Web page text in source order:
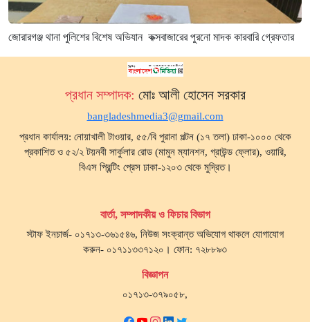
জোরারগঞ্জ থানা পুলিশের বিশেষ অভিযান কক্সবাজারের পুরনো মাদক কারবারি গ্রেফতার
প্রধান সম্পাদক: মোঃ আলী হোসেন সরকার
bangladeshmedia3@gmail.com
প্রধান কার্যালয়: নোয়াখালী টাওয়ার, ৫৫/বি পুরানা পল্টন (১৭ তলা) ঢাকা-১০০০ থেকে
প্রকাশিত ও ৫২/২ টয়নবী সার্কুলার রোড (মামুন ম্যানশন, গ্রাউন্ড ফ্লোর), ওয়ারি,
বিএস প্রিন্টিং প্রেস ঢাকা-১২০৩ থেকে মুদ্রিত।
বার্তা, সম্পাদকীয় ও ফিচার বিভাগ
স্টাফ ইনচার্জ- ০১৭১৩-৩৬১৫৪৬, নিউজ সংক্রান্ত অভিযোগ থাকলে যোগাযোগ
করুন- ০১৭১১৩৩৭১২০। ফোন: ৭২৮৮৯৩
বিজ্ঞাপন
০১৭১৩-৩৭৯০৫৮,